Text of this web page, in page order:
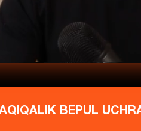
BEPUL